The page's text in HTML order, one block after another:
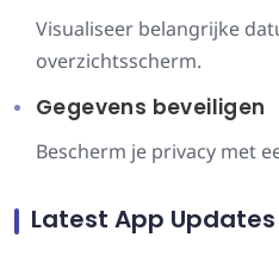
Visualiseer belangrijke
overzichtsscherm.
Gegevens beveiligen
Bescherm je privacy met
Latest App Updates